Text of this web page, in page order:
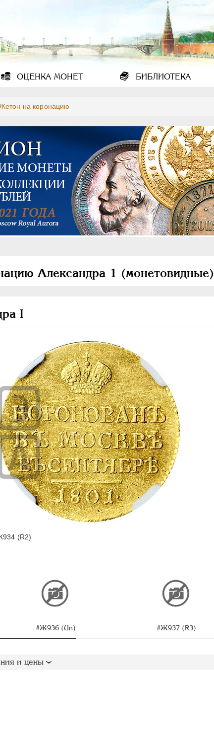
ОЦЕНКАМОНЕТ БИБЛИОТЕКА
на коронацию
Александра 1 (монетовидные)
I
(R2)
#Ж936 (Un) #Ж937 (R3)
и цены